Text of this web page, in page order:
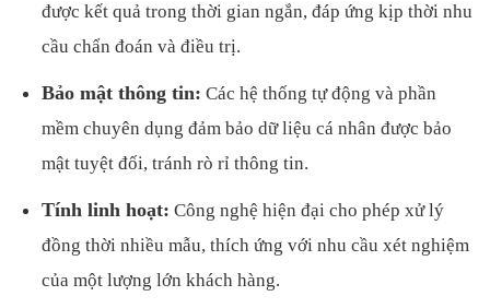
được kết quả trong thời gian ngắn, đáp ứng kịp thời nhu
cầu chẩn đoán và điều trị.
Bảo mật thông tin: Các hệ thống tự động và phần
mềm chuyên dụng đảm bảo dữ liệu cá nhân được bảo
mật tuyệt đối, tránh rò rỉ thông tin.
Tính linh hoạt: Công nghệ hiện đại cho phép xử lý
đồng thời nhiều mẫu, thích ứng với nhu cầu xét nghiệm
của một lượng lớn khách hàng.